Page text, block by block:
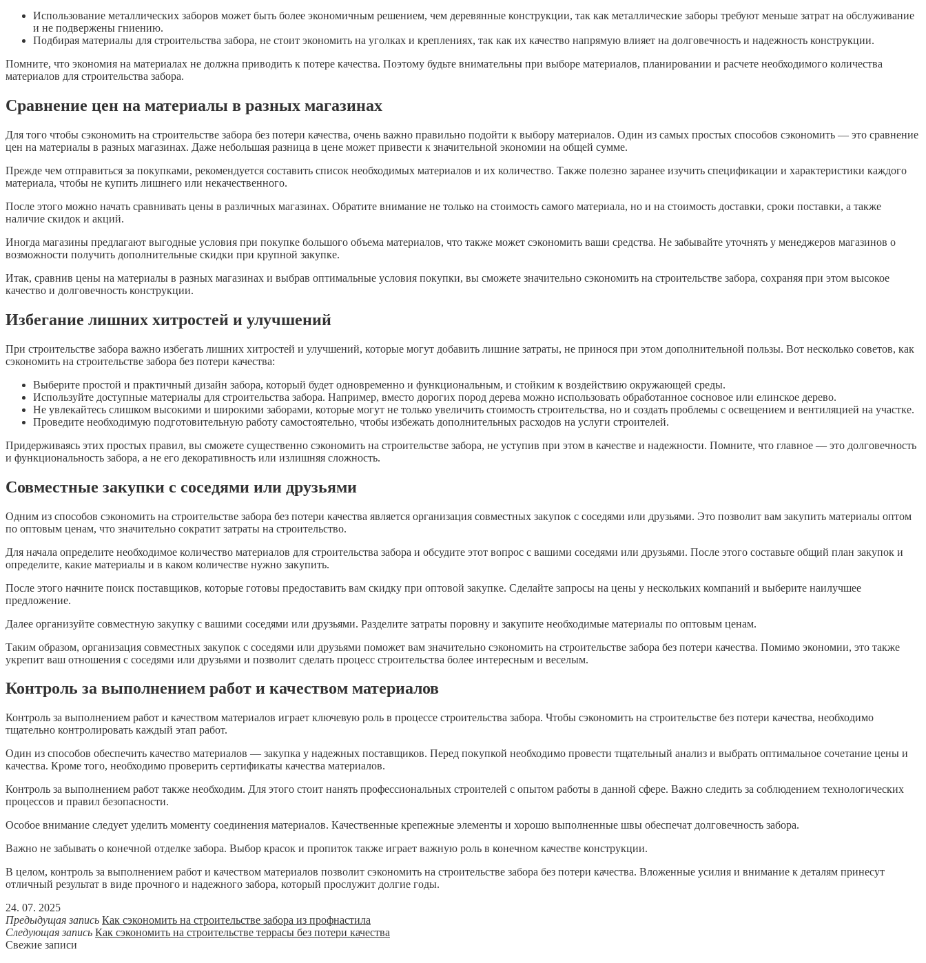
Использование металлических заборов может быть более экономичным решением, чем деревянные конструкции, так как металлические заборы требуют меньше затрат на обслуживание
и не подвержены гниению.
Подбирая материалы для строительства забора, не стоит экономить на уголках и креплениях, так как их качество напрямую влияет на долговечность и надежность конструкции.
Помните, что экономия на материалах не должна приводить к потере качества. Поэтому будьте внимательны при выборе материалов, планировании и расчете необходимого количества
материалов для строительства забора.
Сравнение цен на материалы в разных магазинах
Для того чтобы сэкономить на строительстве забора без потери качества, очень важно правильно подойти к выбору материалов. Один из самых простых способов сэкономить — это сравнение
цен на материалы в разных магазинах. Даже небольшая разница в цене может привести к значительной экономии на общей сумме.
Прежде чем отправиться за покупками, рекомендуется составить список необходимых материалов и их количество. Также полезно заранее изучить спецификации и характеристики каждого
материала, чтобы не купить лишнего или некачественного.
После этого можно начать сравнивать цены в различных магазинах. Обратите внимание не только на стоимость самого материала, но и на стоимость доставки, сроки поставки, а также
наличие скидок и акций.
Иногда магазины предлагают выгодные условия при покупке большого объема материалов, что также может сэкономить ваши средства. Не забывайте уточнять у менеджеров магазинов о
возможности получить дополнительные скидки при крупной закупке.
Итак, сравнив цены на материалы в разных магазинах и выбрав оптимальные условия покупки, вы сможете значительно сэкономить на строительстве забора, сохраняя при этом высокое
качество и долговечность конструкции.
Избегание лишних хитростей и улучшений
При строительстве забора важно избегать лишних хитростей и улучшений, которые могут добавить лишние затраты, не принося при этом дополнительной пользы. Вот несколько советов, как
сэкономить на строительстве забора без потери качества:
Выберите простой и практичный дизайн забора, который будет одновременно и функциональным, и стойким к воздействию окружающей среды.
Используйте доступные материалы для строительства забора. Например, вместо дорогих пород дерева можно использовать обработанное сосновое или елинское дерево.
Не увлекайтесь слишком высокими и широкими заборами, которые могут не только увеличить стоимость строительства, но и создать проблемы с освещением и вентиляцией на участке.
Проведите необходимую подготовительную работу самостоятельно, чтобы избежать дополнительных расходов на услуги строителей.
Придерживаясь этих простых правил, вы сможете существенно сэкономить на строительстве забора, не уступив при этом в качестве и надежности. Помните, что главное — это долговечность
и функциональность забора, а не его декоративность или излишняя сложность.
Совместные закупки с соседями или друзьями
Одним из способов сэкономить на строительстве забора без потери качества является организация совместных закупок с соседями или друзьями. Это позволит вам закупить материалы оптом
по оптовым ценам, что значительно сократит затраты на строительство.
Для начала определите необходимое количество материалов для строительства забора и обсудите этот вопрос с вашими соседями или друзьями. После этого составьте общий план закупок и
определите, какие материалы и в каком количестве нужно закупить.
После этого начните поиск поставщиков, которые готовы предоставить вам скидку при оптовой закупке. Сделайте запросы на цены у нескольких компаний и выберите наилучшее
предложение.
Далее организуйте совместную закупку с вашими соседями или друзьями. Разделите затраты поровну и закупите необходимые материалы по оптовым ценам.
Таким образом, организация совместных закупок с соседями или друзьями поможет вам значительно сэкономить на строительстве забора без потери качества. Помимо экономии, это также
укрепит ваш отношения с соседями или друзьями и позволит сделать процесс строительства более интересным и веселым.
Контроль за выполнением работ и качеством материалов
Контроль за выполнением работ и качеством материалов играет ключевую роль в процессе строительства забора. Чтобы сэкономить на строительстве без потери качества, необходимо
тщательно контролировать каждый этап работ.
Один из способов обеспечить качество материалов — закупка у надежных поставщиков. Перед покупкой необходимо провести тщательный анализ и выбрать оптимальное сочетание цены и
качества. Кроме того, необходимо проверить сертификаты качества материалов.
Контроль за выполнением работ также необходим. Для этого стоит нанять профессиональных строителей с опытом работы в данной сфере. Важно следить за соблюдением технологических
процессов и правил безопасности.
Особое внимание следует уделить моменту соединения материалов. Качественные крепежные элементы и хорошо выполненные швы обеспечат долговечность забора.
Важно не забывать о конечной отделке забора. Выбор красок и пропиток также играет важную роль в конечном качестве конструкции.
В целом, контроль за выполнением работ и качеством материалов позволит сэкономить на строительстве забора без потери качества. Вложенные усилия и внимание к деталям принесут
отличный результат в виде прочного и надежного забора, который прослужит долгие годы.
24. 07. 2025
Предыдущая запись Как сэкономить на строительстве забора из профнастила
Следующая запись Как сэкономить на строительстве террасы без потери качества
Свежие записи